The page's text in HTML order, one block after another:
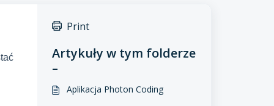
Print
Artykuły w tym folderze
–
Aplikacja Photon Coding